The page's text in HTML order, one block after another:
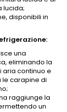
lucida;
disponibili in
una
eliminando la
aria continuo e
carapine di
raggiunge la
un